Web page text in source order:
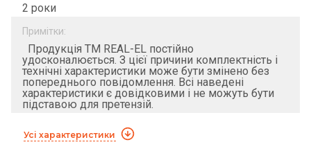
2 роки
Примітки:
Продукція ТМ REAL-EL постійно
удосконалюється. З цієї причини комплектність і
технічні характеристики може бути змінено без
попереднього повідомлення. Всі наведені
характеристики є довідковими і не можуть бути
підставою для претензій.
Усі характеристики